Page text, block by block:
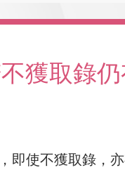
獲取錄
使不獲取錄，亦